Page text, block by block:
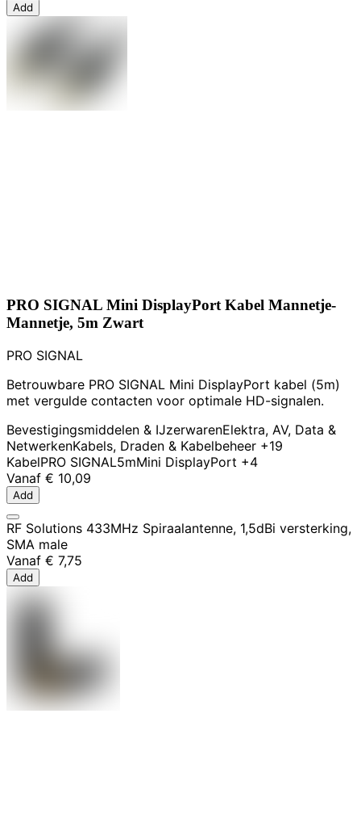
Add
PRO SIGNAL Mini DisplayPort Kabel Mannetje-
Mannetje, 5m Zwart
PRO SIGNAL
Betrouwbare PRO SIGNAL Mini DisplayPort kabel (5m)
met vergulde contacten voor optimale HD-signalen.
Bevestigingsmiddelen & IJzerwarenElektra, AV, Data &
NetwerkenKabels, Draden & Kabelbeheer +19
KabelPRO SIGNAL5mMini DisplayPort +4
Vanaf € 10,09
Add
RF Solutions 433MHz Spiraalantenne, 1,5dBi versterking,
SMA male
Vanaf € 7,75
Add